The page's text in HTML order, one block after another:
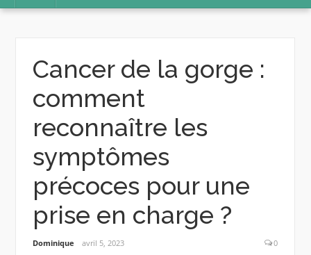
Cancer de la gorge :
comment
reconnaître les
symptômes
précoces pour une
prise en charge ?
Dominique avril 5, 2023 0